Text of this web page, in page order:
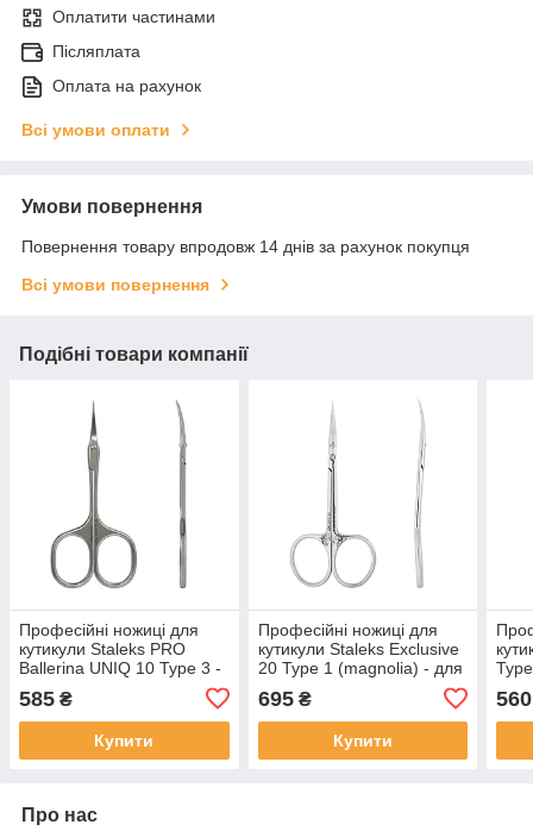
Оплатити частинами
Післяплата
Оплата на рахунок
Всі умови оплати
Умови повернення
Повернення товару впродовж 14 днів за рахунок покупця
Всі умови повернення
Подібні товари компанії
Професійні ножиці для
кутикули Staleks PRO
Ballerina UNIQ 10 Type 3 -
для манікюру та педикюру
585 ₴
Купити
Професійні ножиці для
кутикули Staleks Exclusive
20 Type 1 (magnolia) - для
695₴
Купити
560
Про нас